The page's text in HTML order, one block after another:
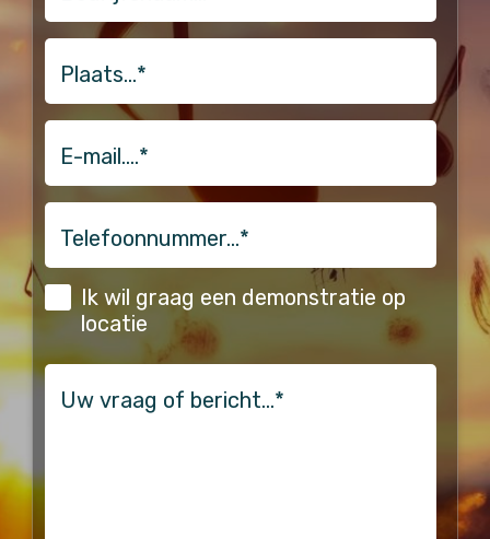
Plaats…
email
Telefoonnummer…
(Vereist)
Ik wil graag een demonstratie op
locatie
vraag